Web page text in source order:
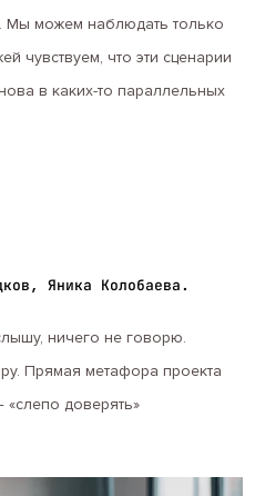
Мы можем наблюдать только
чувствуем, что эти сценарии
в каких-то параллельных
Яника Колобаева.
ничего не говорю.
Прямая метафора проекта
«слепо доверять»